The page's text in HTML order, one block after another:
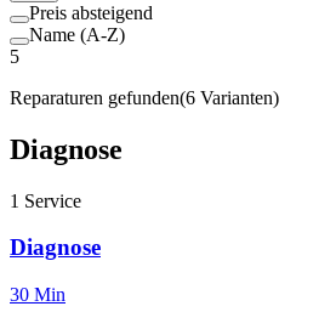
Preis absteigend
Name (A-Z)
5
Reparaturen gefunden(6 Varianten)
Diagnose
1 Service
Diagnose
30 Min